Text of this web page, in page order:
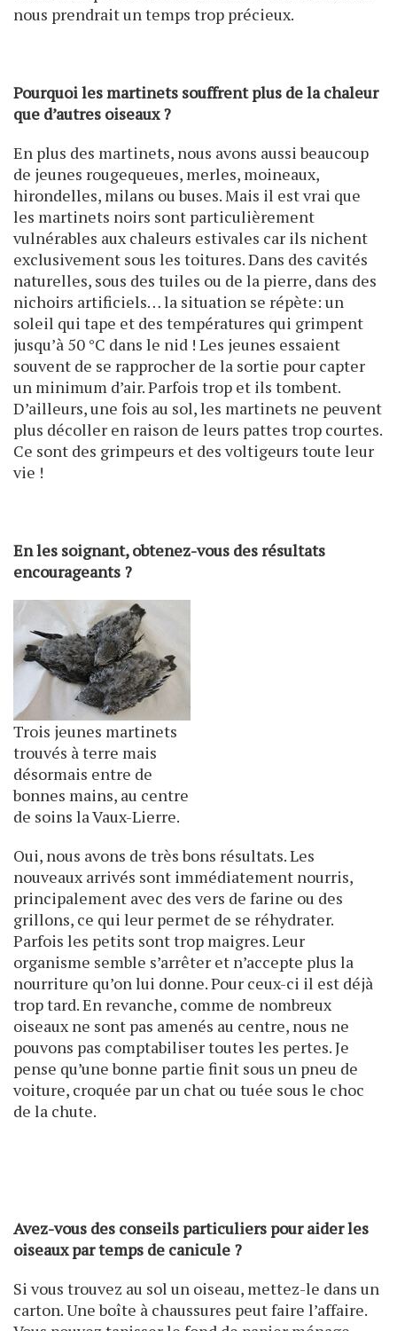
nous prendrait un temps trop précieux.
Pourquoi les martinets souffrent plus de la chaleur
que d’autres oiseaux ?
En plus des martinets, nous avons aussi beaucoup
de jeunes rougequeues, merles, moineaux,
hirondelles, milans ou buses. Mais il est vrai que
les martinets noirs sont particulièrement
vulnérables aux chaleurs estivales car ils nichent
exclusivement sous les toitures. Dans des cavités
naturelles, sous des tuiles ou de la pierre, dans des
nichoirs artificiels… la situation se répète: un
soleil qui tape et des températures qui grimpent
jusqu’à 50 °C dans le nid ! Les jeunes essaient
souvent de se rapprocher de la sortie pour capter
un minimum d’air. Parfois trop et ils tombent.
D’ailleurs, une fois au sol, les martinets ne peuvent
plus décoller en raison de leurs pattes trop courtes.
Ce sont des grimpeurs et des voltigeurs toute leur
vie !
En les soignant, obtenez-vous des résultats
encourageants ?
Trois jeunes martinets
trouvés à terre mais
désormais entre de
bonnes mains, au centre
de soins la Vaux-Lierre.
Oui, nous avons de très bons résultats. Les
nouveaux arrivés sont immédiatement nourris,
principalement avec des vers de farine ou des
grillons, ce qui leur permet de se réhydrater.
Parfois les petits sont trop maigres. Leur
organisme semble s’arrêter et n’accepte plus la
nourriture qu’on lui donne. Pour ceux-ci il est déjà
trop tard. En revanche, comme de nombreux
oiseaux ne sont pas amenés au centre, nous ne
pouvons pas comptabiliser toutes les pertes. Je
pense qu’une bonne partie finit sous un pneu de
voiture, croquée par un chat ou tuée sous le choc
de la chute.
Avez-vous des conseils particuliers pour aider les
oiseaux par temps de canicule ?
Si vous trouvez au sol un oiseau, mettez-le dans un
carton. Une boîte à chaussures peut faire l’affaire.